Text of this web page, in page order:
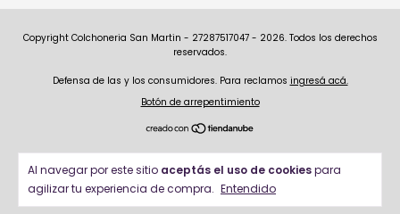
Al navegar por este sitio aceptás el uso de cookiespara
agilizar tu experiencia de compra. Entendido
Copyright Colchoneria San Martin - 27287517047 - 2026. Todos los derechos
reservados.
Defensa de las y los consumidores. Para reclamos ingresá acá.
Botón de arrepentimiento